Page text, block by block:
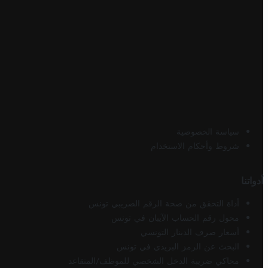
سياسة الخصوصية
شروط وأحكام الاستخدام
أدواتنا
أداة التحقق من صحة الرقم الضريبي تونس
محول رقم الحساب الآيبان في تونس
أسعار صرف الدينار التونسي
البحث عن الرمز البريدي في تونس
محاكي ضريبة الدخل الشخصي للموظف/المتقاعد